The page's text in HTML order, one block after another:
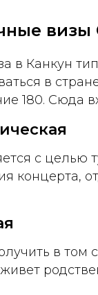
визы
в Канкун
в
180. Сюда
с целью
концерта,
в том